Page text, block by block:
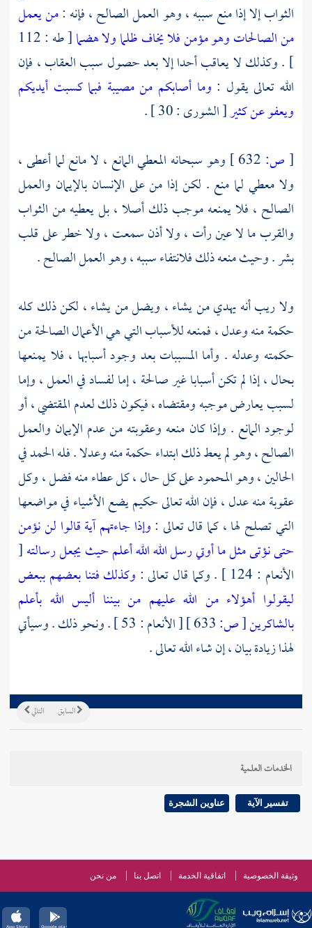
الثواب إلا إذا منع سببه ، وهو العمل الصالح ، فإنه :من يعمل
من الصالحات وهو مؤمن فلا يخاف ظلما ولا هضما
[ طه : 112
] . وكذلك لا يعاقب أحدا إلا بعد حصول سبب العقاب ، فإن
الله تعالى يقول : وما أصابكم من مصيبة فبما كسبت أيديكم
ويعفو عن كثير[ الشورى : 30 ] .
[ص:
وهو سبحانه المعطي المانع ، لا مانع لما أعطى ،
ولا معطي لما منع . لكن إذا من على الإنسان بالإيمان والعمل
الصالح ، فلا يمنعه موجب ذلك أصلا ، بل يعطيه من الثواب
والقرب ما لا عين رأت ، ولا أذن سمعت ، ولا خطر على قلب
بشر . وحيث منعه ذلك فلانتفاء سببه ، وهو العمل الصالح .
ولا ريب أنه يهدي من يشاء ، ويضل من يشاء ، لكن ذلك كله
حكمة منه وعدل ، فمنعه للأسباب التي هي الأعمال الصالحة من
حكمته وعدله . وأما المسببات بعد وجود أسبابها ، فلا يمنعها
بحال ، إذا لم تكن أسبابا غير صالحة ، إما لفساد في العمل ، وإما
لسبب يعارض موجبه ومقتضاه ، فيكون ذلك لعدم المقتضي ، أو
لوجود المانع . وإذا كان منعه وعقوبته من عدم الإيمان والعمل
الصالح ، وهو لم يعط ذلك ابتداء حكمة منه وعدلا . فله الحمد في
الحالين ، وهو المحمود على كل حال ، كل عطاء منه فضل ، وكل
عقوبة منه عدل ، فإن الله تعالى حكيم يضع الأشياء في مواضعها
التي تصلح لها ، كما قال تعالى :وإذا جاءتهم آية قالوا لن نؤمن
حتى نؤتى مثل ما أوتي رسل الله الله أعلم حيث يجعل رسالته[
الأنعام : 124 ] . وكما قال تعالى :
وكذلك فتنا بعضهم ببعض
ليقولوا أهؤلاء من الله عليهم من بيننا أليس الله بأعلم
بالشاكرين[ص:
[ الأنعام : 53 ] . ونحو ذلك . وسيأتي
لهذا زيادة بيان ، إن شاء الله تعالى .
التالي السابق
الخدمات العلمية
تفسير الآية عناوين الشجرة
وثيقة الخصوصية اتفاقية الخدمة اتصل بنا من نحن